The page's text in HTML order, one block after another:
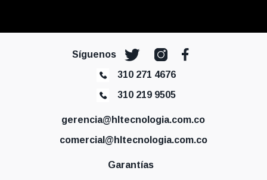
Síguenos
310 271 4676
310 219 9505
gerencia@hltecnologia.com.co
comercial@hltecnologia.com.co
Garantías